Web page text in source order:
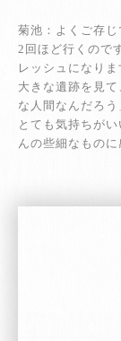
菊池：よくご存
2回ほど行くので
レッシュになり
大きな遺跡を見
な人間なんだろ
とても気持ちが
んの些細なものに